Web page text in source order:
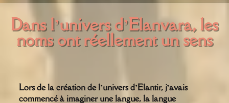
Dans l’univers d’Elanvara, les
noms ont réellement un sens
Lors de la création de l’univers d’Elantir, j’avais
commencé à imaginer une langue, la langue